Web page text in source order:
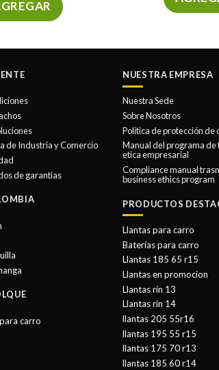
se
en
de Industria y Comercio
de garantias
carro
NUESTRA EMPRESA
Nuestra Sede
Sobre Nosotros
Politica de protección de
Manual del programa de
etica empresarial
Compliance manual
business ethics program
PRODUCTOS
Llantas para carro
Baterías para carro
Llantas 185 65 r15
Llantas en promocion
Llantas rin 13
Llantas rin 14
llantas 205 55r16
llantas 195 55 r15
llantas 175 70 r13
llantas 185 60 r14